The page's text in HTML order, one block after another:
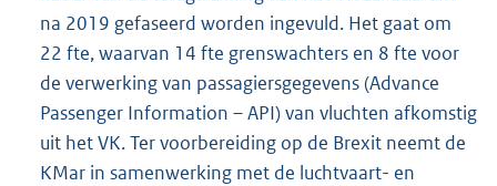
na 2019 gefaseerd worden ingevuld. Het gaat om
22 fte, waarvan 14 fte grenswachters en 8 fte voor
de verwerking van passagiersgegevens (Advance
Passenger Information – API) van vluchten afkomstig
uit het VK. Ter voorbereiding op de Brexit neemt de
KMar in samenwerking met de luchtvaart- en